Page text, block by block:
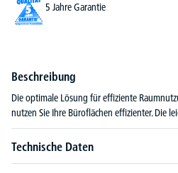
5 Jahre Garantie
Beschreibung
Die optimale Lösung für effiziente
nutzen Sie Ihre Büroflächen effizienter. Die
Technische Daten